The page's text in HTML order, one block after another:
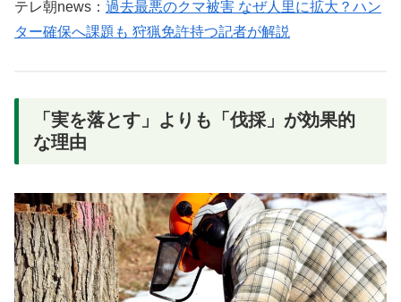
テレ朝news： 過去最悪のクマ被害 なぜ人里に拡大？ハン
ター確保へ課題も 狩猟免許持つ記者が解説
「実を落とす」よりも「伐採」が効果的
な理由